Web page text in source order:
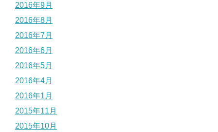
2016年9月
2016年8月
2016年7月
2016年6月
2016年5月
2016年4月
2016年1月
2015年11月
2015年10月